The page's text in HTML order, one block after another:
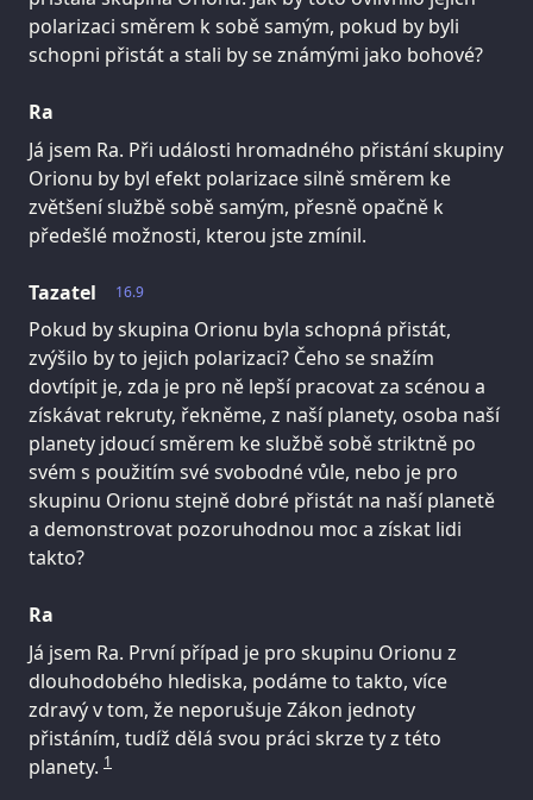
polarizaci směrem k sobě samým, pokud by byli
schopni přistát a stali by se známými jako bohové?
Ra
Já jsem Ra. Při události hromadného přistání skupiny
Orionu by byl efekt polarizace silně směrem ke
zvětšení službě sobě samým, přesně opačně k
předešlé možnosti, kterou jste zmínil.
16.9
Tazatel
Pokud by skupina Orionu byla schopná přistát,
zvýšilo by to jejich polarizaci? Čeho se snažím
dovtípit je, zda je pro ně lepší pracovat za scénou a
získávat rekruty, řekněme, z naší planety, osoba naší
planety jdoucí směrem ke službě sobě striktně po
svém s použitím své svobodné vůle, nebo je pro
skupinu Orionu stejně dobré přistát na naší planetě
a demonstrovat pozoruhodnou moc a získat lidi
takto?
Ra
Já jsem Ra. První případ je pro skupinu Orionu z
dlouhodobého hlediska, podáme to takto, více
zdravý v tom, že neporušuje Zákon jednoty
přistáním, tudíž dělá svou práci skrze ty z této
planety. 1